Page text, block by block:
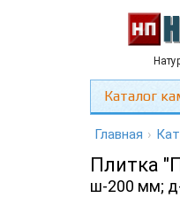
Каталог
Главная ›
Плитка
ш-200 мм;